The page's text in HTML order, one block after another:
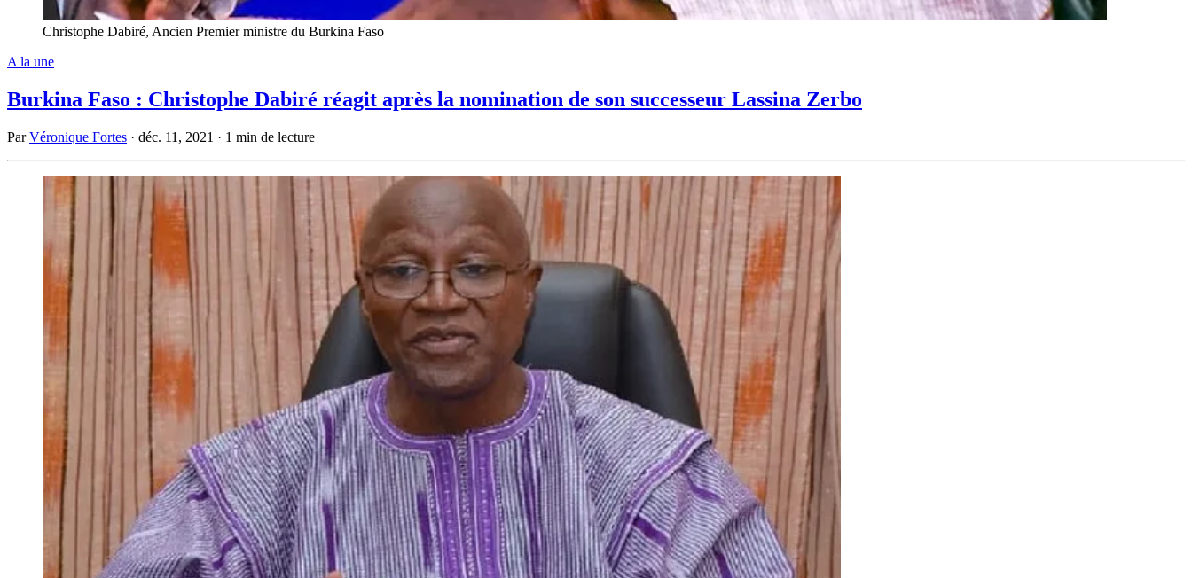
Christophe Dabiré, Ancien Premier ministre du Burkina Faso
A la une
Burkina Faso : Christophe Dabiré réagit après la nomination de son successeur Lassina Zerbo
ParVéronique Fortes · déc. 11, 2021 · 1 min de lecture